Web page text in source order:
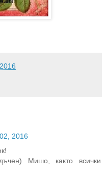
2016
Мишо, както всички